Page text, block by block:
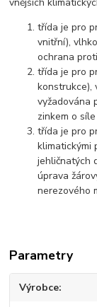
vnějších
třída je pro
vnitřní),
ochrana
třída je pro
konstrukce),
vyžadována
zinkem o
třída je pro
klimatickými
jehličnatých
úprava
nerezového
Parametry
Výrobce